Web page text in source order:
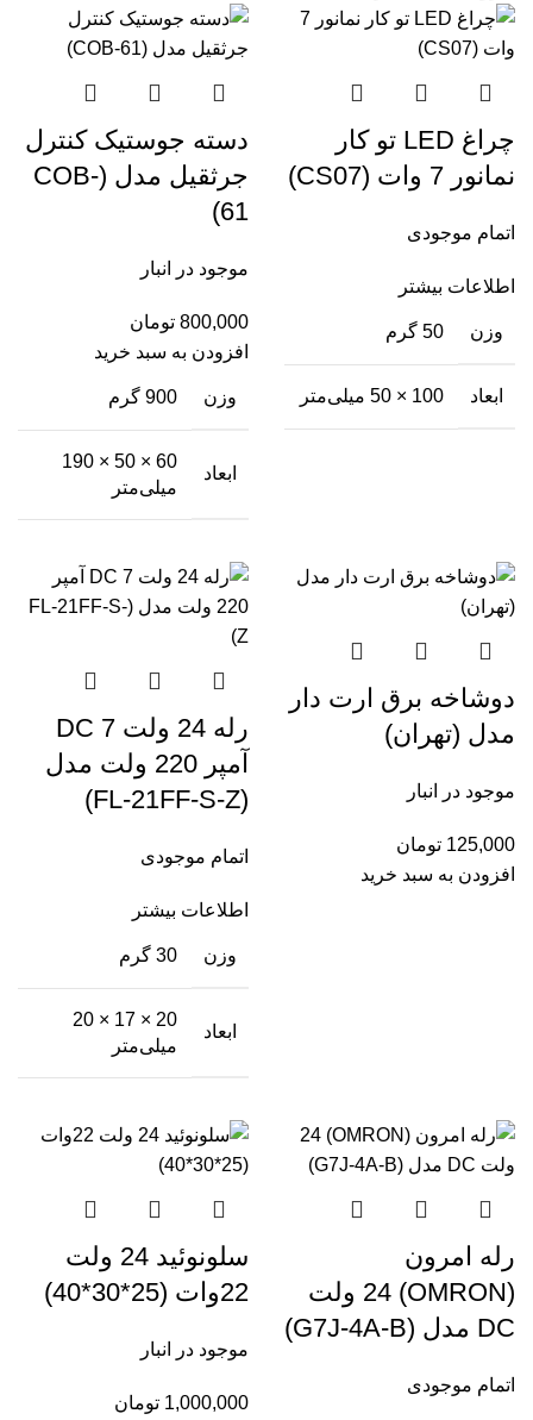
چراغ LED تو کار
نمانور 7 وات (CS07)
اتمام موجودی
اطلاعات بیشتر
وزن 50 گرم
ابعاد 100 × 50 میلی‌متر
دسته جوستیک کنترل
جرثقیل مدل (COB-
61)
موجود در انبار
800,000 تومان
افزودن به سبد خرید
وزن 900 گرم
ابعاد
60 × 50 × 190
میلی‌متر
دوشاخه برق ارت دار
مدل (تهران)
موجود در انبار
125,000 تومان
افزودن به سبد خرید
رله 24 ولت DC 7
آمپر 220 ولت مدل
(FL-21FF-S-Z)
اتمام موجودی
اطلاعات بیشتر
وزن 30 گرم
ابعاد
20 × 17 × 20
میلی‌متر
رله امرون
(OMRON) 24 ولت
DC مدل (G7J-4A-B)
اتمام موجودی
سلونوئید 24 ولت
22وات (25*30*40)
موجود در انبار
1,000,000 تومان